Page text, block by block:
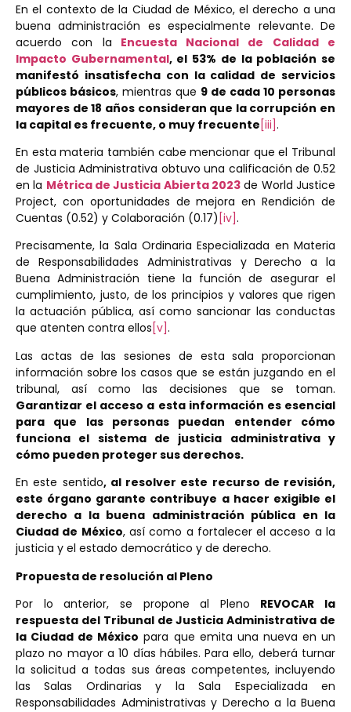
En el contexto de la Ciudad de México, el derecho a una
buena administración es especialmente relevante. De
acuerdo con la
Encuesta Nacional de Calidad e
Impacto Gubernamental, el 53% de la población se
manifestó insatisfecha con la calidad de servicios
públicos básicos, mientras que 9 de cada 10 personas
mayores de 18 años consideran que la corrupción en
la capital es frecuente, o muy frecuente [iii].
En esta materia también cabe mencionar que el Tribunal
de Justicia Administrativa obtuvo una calificación de 0.52
en la Métrica de Justicia Abierta 2023 de World Justice
Project, con oportunidades de mejora en Rendición de
Cuentas (0.52) y Colaboración (0.17) [iv].
Precisamente, la Sala Ordinaria Especializada en Materia
de Responsabilidades Administrativas y Derecho a la
Buena Administración tiene la función de asegurar el
cumplimiento, justo, de los principios y valores que rigen
la actuación pública, así como sancionar las conductas
que atenten contra ellos [v].
Las actas de las sesiones de esta sala proporcionan
información sobre los casos que se están juzgando en el
tribunal, así como las decisiones que se toman.
Garantizar el acceso a esta información es esencial
para que las personas puedan entender cómo
funciona el sistema de justicia administrativa y
cómo pueden proteger sus derechos.
En este sentido, al resolver este recurso de revisión,
este órgano garante contribuye a hacer exigible el
derecho a la buena administración pública en la
Ciudad de México, así como a fortalecer el acceso a la
justicia y el estado democrático y de derecho.
Propuesta de resolución al Pleno
Por lo anterior, se propone al Pleno REVOCAR la
respuesta del Tribunal de Justicia Administrativa de
la Ciudad de México para que emita una nueva en un
plazo no mayor a 10 días hábiles. Para ello, deberá turnar
la solicitud a todas sus áreas competentes, incluyendo
las Salas Ordinarias y la Sala Especializada en
Responsabilidades Administrativas y Derecho a la Buena